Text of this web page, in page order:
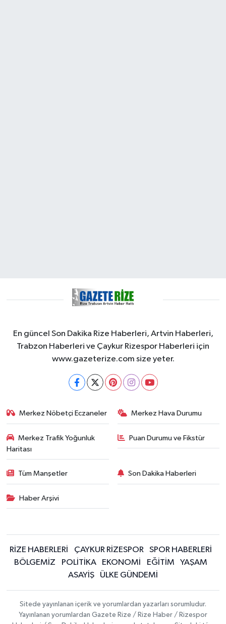
En güncel Son Dakika Rize Haberleri, Artvin Haberleri,
Trabzon Haberleri ve Çaykur Rizespor Haberleri için
www.gazeterize.com size yeter.
Merkez Nöbetçi Eczaneler Merkez Hava Durumu
Merkez Trafik Yoğunluk
Haritası
Puan Durumu ve Fikstür
Tüm Manşetler Son Dakika Haberleri
Haber Arşivi
RİZE HABERLERİ ÇAYKUR RİZESPOR
SPOR HABERLERİ
BÖLGEMİZ
POLİTİKA EKONOMİ EĞİTİM
YAŞAM
ASAYİŞ
ÜLKE GÜNDEMİ
Sitede yayınlanan içerik ve yorumlardan yazarları sorumludur.
Yayınlanan yorumlardan Gazete Rize / Rize Haber / Rizespor